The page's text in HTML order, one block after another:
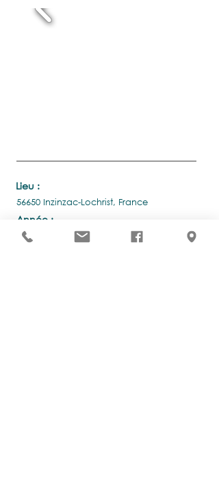
Lieu :
56650 Inzinzac-Lochrist, France
Année :
2020 - 2024